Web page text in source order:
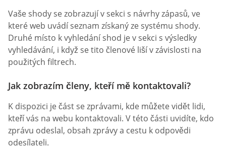
Vaše shody se zobrazují v sekci s návrhy zápasů, ve
které web uvádí seznam získaný ze systému shody.
Druhé místo k vyhledání shod je v sekci s výsledky
vyhledávání, i když se tito členové liší v závislosti na
použitých filtrech.
Jak zobrazím členy, kteří mě kontaktovali?
K dispozici je část se zprávami, kde můžete vidět lidi,
kteří vás na webu kontaktovali. V této části uvidíte, kdo
zprávu odeslal, obsah zprávy a cestu k odpovědi
odesílateli.